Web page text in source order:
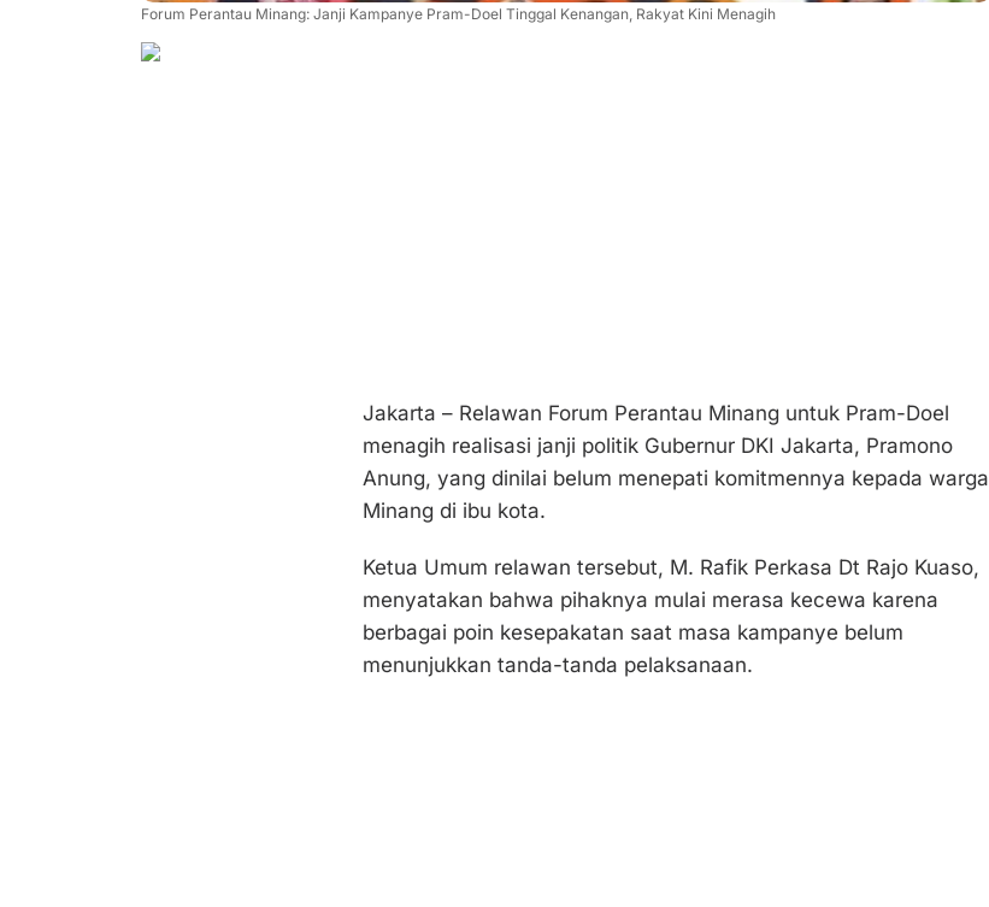
Forum Perantau Minang: Janji Kampanye Pram-Doel Tinggal Kenangan, Rakyat Kini Menagih
Jakarta – Relawan Forum Perantau Minang untuk Pram-Doel
menagih realisasi janji politik Gubernur DKI Jakarta, Pramono
Anung, yang dinilai belum menepati komitmennya kepada warga
Minang di ibu kota.
Ketua Umum relawan tersebut, M. Rafik Perkasa Dt Rajo Kuaso,
menyatakan bahwa pihaknya mulai merasa kecewa karena
berbagai poin kesepakatan saat masa kampanye belum
menunjukkan tanda-tanda pelaksanaan.